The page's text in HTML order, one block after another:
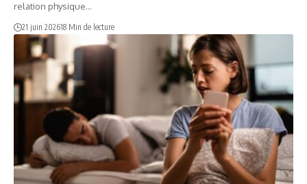
relation physique…
21 juin 202618 Min de lecture